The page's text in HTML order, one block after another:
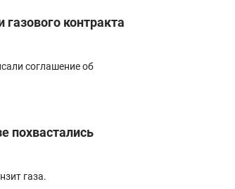
газового контракта
соглашение об
похвастались
газа.